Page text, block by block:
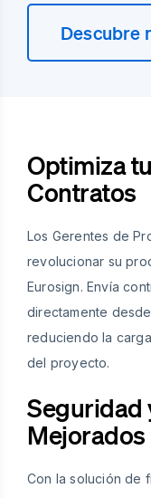
Descubre
Optimiza
Contratos
Los Gerentes de
revolucionar su
Eurosign. Envía
directamente
reduciendo la
del proyecto.
Seguridad
Mejorados
Con la solución de